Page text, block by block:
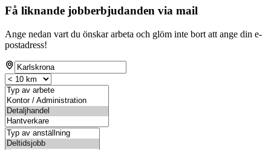
Få liknande jobberbjudanden via mail
Ange nedan vart du önskar arbeta och glöm inte bort att ange din e-
postadress!